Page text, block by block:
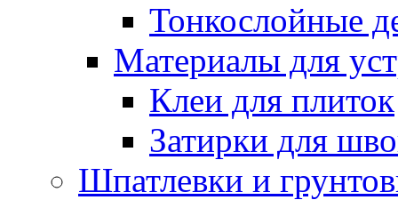
Тонкослойные
Материалы для
Клеи для плиток
Затирки для
Шпатлевки и